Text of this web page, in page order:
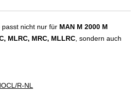
passt nicht nur für MAN M 2000 M
MLRC, MRC, MLLRC, sondern auch
R-NL